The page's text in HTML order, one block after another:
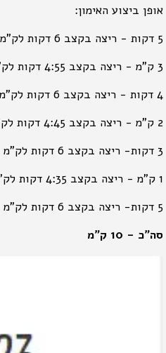
אופן ביצוע האימון:
5 דקות - ריצה בקצב 6 דקות לק"מ
3 ק"מ - ריצה בקצב 4:55 דקות לק"מ
4 דקות - ריצה בקצב 6 דקות לק"מ
2 ק"מ - ריצה בקצב 4:45 דקות לק"מ
3 דקות- ריצה בקצב 6 דקות לק"מ
1 ק"מ - ריצה בקצב 4:35 דקות לק"מ
5 דקות- ריצה בקצב 6 דקות לק"מ
סה"כ - 10 ק"מ